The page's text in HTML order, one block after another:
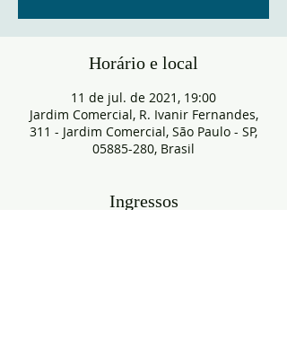
Horário e local
11 de jul. de 2021, 19:00
Jardim Comercial, R. Ivanir Fernandes,
311 - Jardim Comercial, São Paulo - SP,
05885-280, Brasil
Ingressos